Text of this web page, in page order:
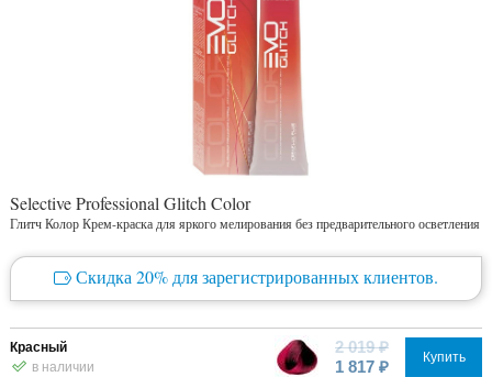
Selective Professional Glitch Color
Глитч Колор Крем-краска для яркого мелирования без предварительного осветления
Скидка 20% для зарегистрированных клиентов.
Красный
в наличии
2 019 ₽
1 817 ₽
Купить